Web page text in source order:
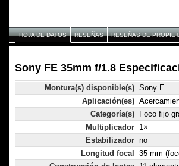
HOJA DE DATOS RESEÑAS RESEÑAS DE
Sony FE 35mm f/1.8
Montura(s) disponible(s) Sony E
Aplicación(es)
Categoría(s)
Foco fijo
Multiplicador 1×
Estabilizador no
Longitud focal
35 mm